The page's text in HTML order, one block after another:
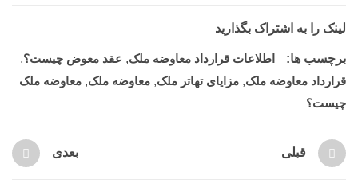
لینک را به اشتراک بگذارید
برچسب ها: اطلاعات قرارداد معاوضه ملک, عقد معوض چیست؟,
قرارداد معاوضه ملک, مزایای تهاتر ملک, معاوضه ملک, معاوضه ملک
چیست؟
قبلی بعدی